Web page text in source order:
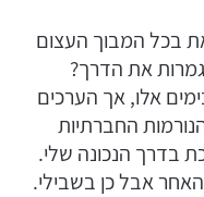
בכל המבוך העצום
את הדרך?
אלו, אך הערכים
החברתיות
בדרך הנכונה שלי.
אבל כן בשבילי.